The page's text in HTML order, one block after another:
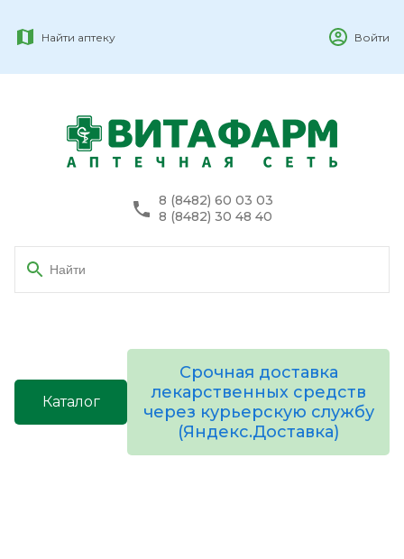
Найти аптеку Войти
8 (8482) 60 03 03
8 (8482) 30 48 40
Каталог
Срочная доставка
лекарственных средств
через курьерскую службу
(Яндекс.Доставка)